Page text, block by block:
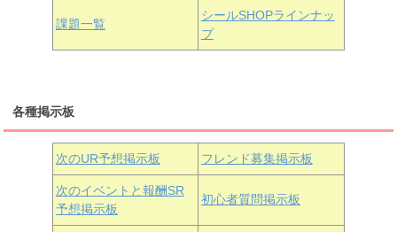
浦の星女学院3年生
黒澤ダイヤ
朝香果林 近江彼方 エマ・ヴェルデ
課題一覧
シールSHOPラインナッ
プ
各種掲示板
次のUR予想掲示板 フレンド募集掲示板
次のイベントと報酬SR
予想掲示板
初心者質問掲示板